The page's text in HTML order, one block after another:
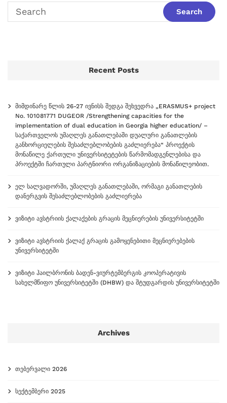
Recent Posts
მიმდინარე წლის 26-27 ივნისს შედგა შეხვედრა „ERASMUS+ project
No. 101081771 DUGEOR /Strengthening capacities for the
implementation of dual education in Georgia higher education/ –
საქართველოს უმაღლეს განათლებაში დუალური განათლების
განხორციელების შესაძლებლობების გაძლიერება“ პროექტის
მონაწილე ქართული უნივერსიტეტების წარმომადგენლებისა და
პროექტში ჩართული პარტნიორი ორგანიზაციების მონაწილეობით.
ელ სალვადორში, უმაღლეს განათლებაში, ორმაგი განათლების
დანერგვის შესაძლებლობების გაძლიერება
ვიზიტი ავსტრიის ქალაქების გრაცის მეცნიერების უნივერსიტეტში
ვიზიტი ავსტრიის ქალაქ გრაცის გამოყენებითი მეცნიერებების
უნივერსიტეტში
ვიზიტი ჰაილბრონის ბადენ-ვიურტემბერგის კოოპერატივის
სახელმწიფო უნივერსიტეტში (DHBW) და შტუდგარდის უნივერსიტეტში
Archives
თებერვალი 2026
სექტემბერი 2025